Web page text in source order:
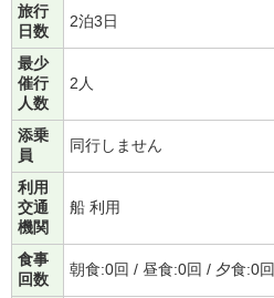
旅行
日数
2泊3日
最少
催行
人数
2人
添乗
員
同行しません
利用
交通
機関
船 利用
食事
回数
朝食:0回 / 昼食:0回 / 夕食:0回